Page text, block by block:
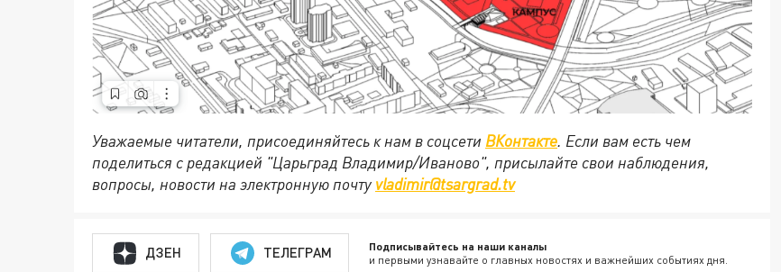
Уважаемые читатели, присоединяйтесь к нам в соцсети ВКонтакте. Если вам есть чем
поделиться с редакцией "Царьград Владимир/Иваново", присылайте свои наблюдения,
вопросы, новости на электронную почту vladimir@tsargrad.tv
ДЗЕН ТЕЛЕГРАМ Подписывайтесь на наши каналы
и первыми узнавайте о главных новостях и важнейших событиях дня.